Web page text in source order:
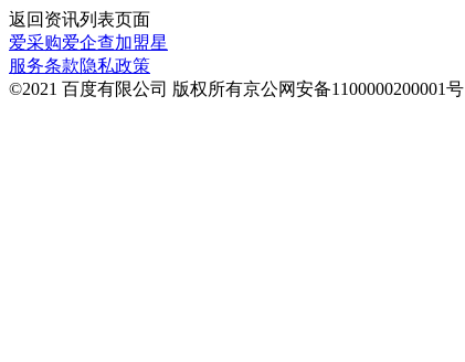
返回 资讯列表页面
爱采购爱企查加盟星
服务条款隐私政策
©2021 百度有限公司 版权所有京公网安备1100000200001号